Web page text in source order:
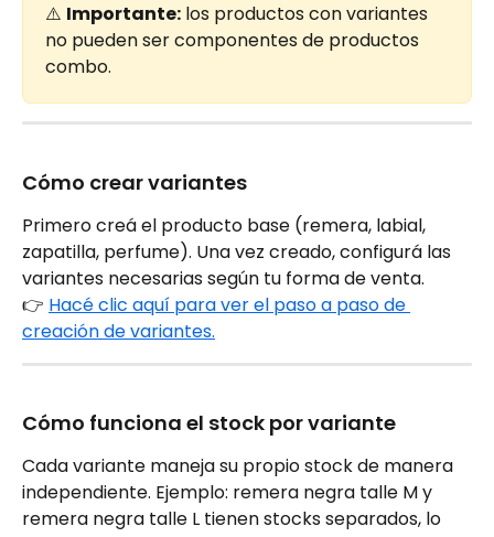
⚠️ Importante: los productos con variantes
no pueden ser componentes de productos
combo.
Cómo crear variantes
Primero creá el producto base (remera, labial,
zapatilla, perfume). Una vez creado, configurá las
variantes necesarias según tu forma de venta.
👉 Hacé clic aquí para ver el paso a paso de
creación de variantes.
Cómo funciona el stock por variante
Cada variante maneja su propio stock de manera
independiente. Ejemplo: remera negra talle M y
remera negra talle L tienen stocks separados, lo